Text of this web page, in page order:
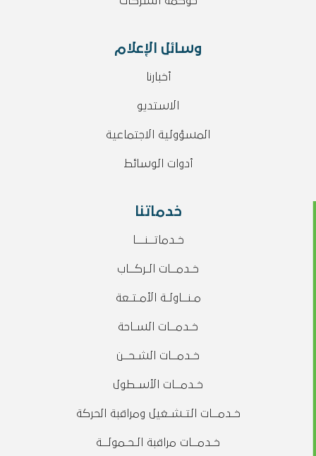
وسائل الإعلام
أخبارنا
الاستديو
المسؤولية الاجتماعية
أدوات الوسائط
خدماتنا
خـدماتــنـــا
خـدمــات الـركــاب
مـنــاولـة الأمـتـعة
خـدمــات السـاحة
خـدمــات الشـحــن
خـدمــات الأسـطول
خـدمــات التـشـغيل ومراقبة الحركة
خـدمــات مراقبة الـحـمولــة